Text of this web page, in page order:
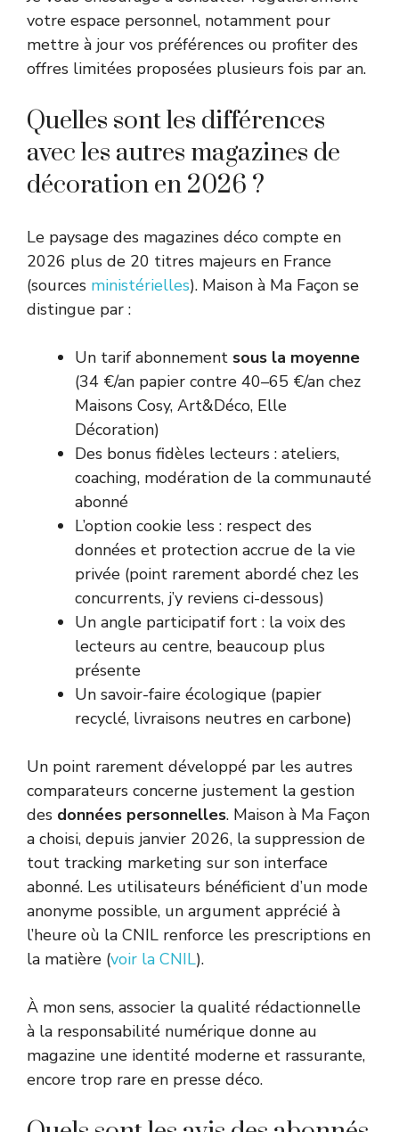
votre espace personnel, notamment pour
mettre à jour vos préférences ou profiter des
offres limitées proposées plusieurs fois par an.
Quelles sont les différences
avec les autres magazines de
décoration en 2026 ?
Le paysage des magazines déco compte en
2026 plus de 20 titres majeurs en France
(sources ministérielles). Maison à Ma Façon se
distingue par :
Un tarif abonnement sous la moyenne
(34 €/an papier contre 40–65 €/an chez
Maisons Cosy, Art&Déco, Elle
Décoration)
Des bonus fidèles lecteurs : ateliers,
coaching, modération de la communauté
abonné
L’option cookie less : respect des
données et protection accrue de la vie
privée (point rarement abordé chez les
concurrents, j’y reviens ci-dessous)
Un angle participatif fort : la voix des
lecteurs au centre, beaucoup plus
présente
Un savoir-faire écologique (papier
recyclé, livraisons neutres en carbone)
Un point rarement développé par les autres
comparateurs concerne justement la gestion
des données personnelles. Maison à Ma Façon
a choisi, depuis janvier 2026, la suppression de
tout tracking marketing sur son interface
abonné. Les utilisateurs bénéficient d’un mode
anonyme possible, un argument apprécié à
l’heure où la CNIL renforce les prescriptions en
la matière (voir la CNIL).
À mon sens, associer la qualité rédactionnelle
à la responsabilité numérique donne au
magazine une identité moderne et rassurante,
encore trop rare en presse déco.